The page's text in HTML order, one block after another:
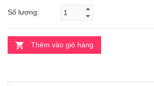
Số lượng:
Thêm vào giỏ hàng